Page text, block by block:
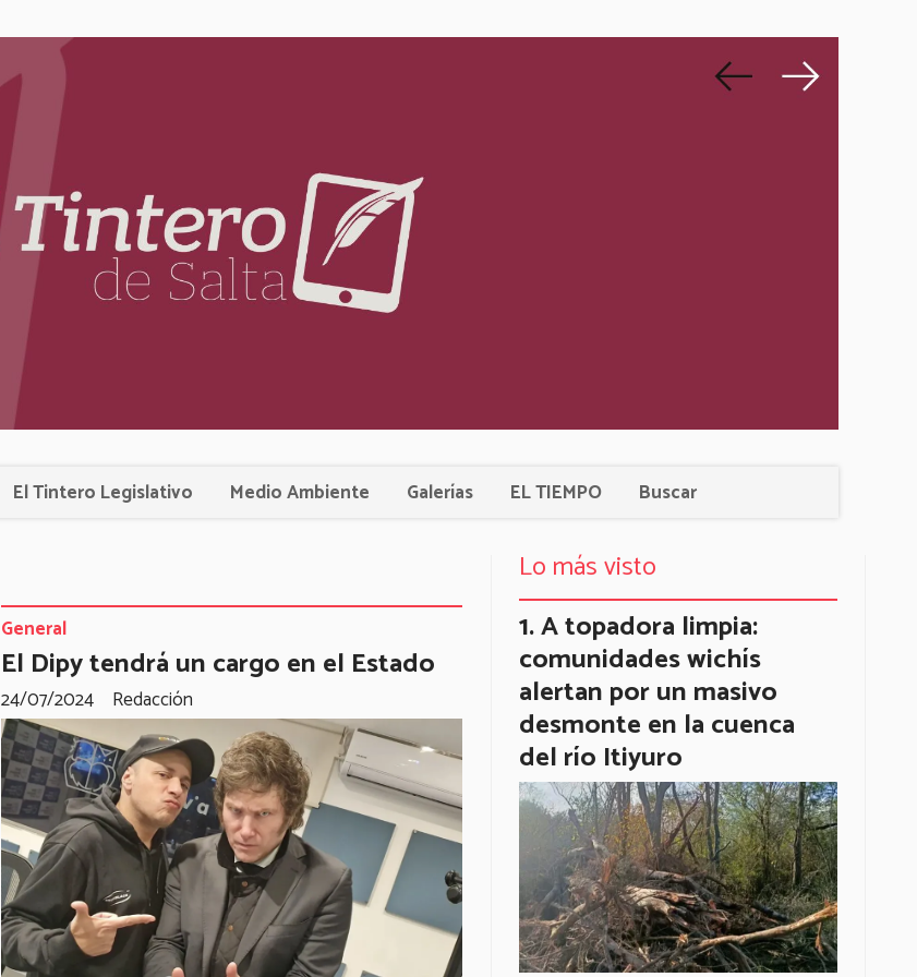
El Tintero Legislativo Medio Ambiente Galerías EL TIEMPO Buscar
El Dipy tendrá un cargo en el Estado
Redacción
General
24/07/2024
Lo más visto
A topadora limpia:
comunidades wichís
alertan por un masivo
desmonte en la cuenca
del río Itiyuro